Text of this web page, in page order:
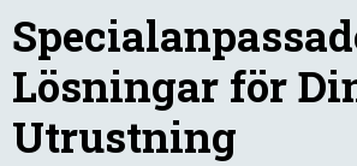
Lösningar för
Utrustning